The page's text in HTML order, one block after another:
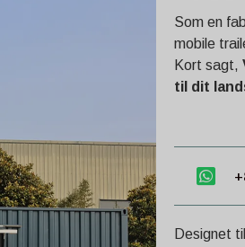
Som en
mobile
Kort sagt,
til dit
Designet